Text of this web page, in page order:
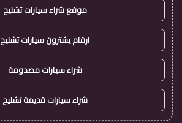
موقع شراء سيارات تشليح
ارقام يشترون سيارات تشليح
شراء سيارات مصدومة
شراء سيارات قديمة تشليح